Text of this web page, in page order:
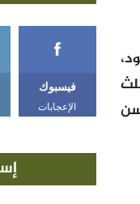
فيسبوك
الإعجابات